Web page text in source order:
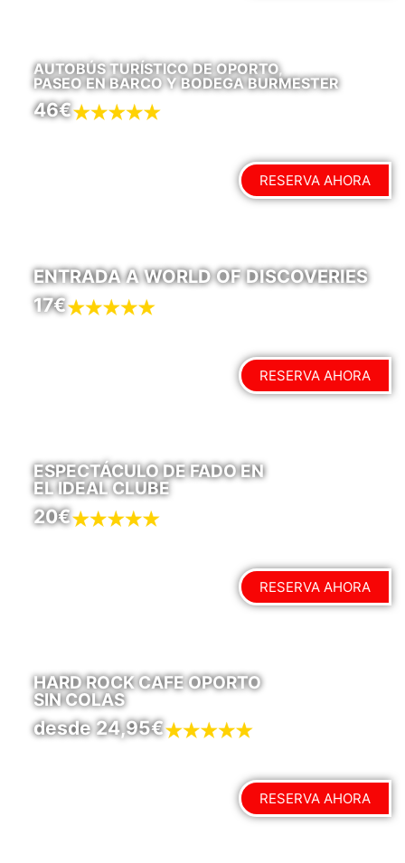
AUTOBÚS TURÍSTICO DE OPORTO,
PASEO EN BARCO Y BODEGA BURMESTER
46€
RESERVA AHORA
ENTRADA A WORLD OF DISCOVERIES
17€
RESERVA AHORA
ESPECTÁCULO DE FADO EN
EL IDEAL CLUBE
20€
RESERVA AHORA
HARD ROCK CAFE OPORTO
SIN COLAS
desde 24,95€
RESERVA AHORA